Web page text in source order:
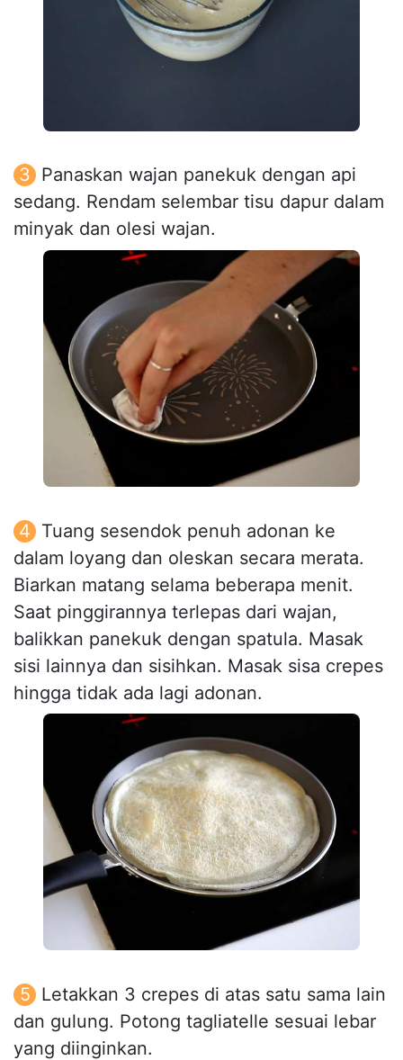
Panaskan wajan panekuk dengan api
sedang. Rendam selembar tisu dapur dalam
minyak dan olesi wajan.
Tuang sesendok penuh adonan ke
dalam loyang dan oleskan secara merata.
Biarkan matang selama beberapa menit.
Saat pinggirannya terlepas dari wajan,
balikkan panekuk dengan spatula. Masak
sisi lainnya dan sisihkan. Masak sisa crepes
hingga tidak ada lagi adonan.
Letakkan 3 crepes di atas satu sama lain
dan gulung. Potong tagliatelle sesuai lebar
yang diinginkan.